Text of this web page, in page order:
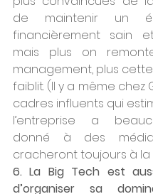
de maintenir un
financièrement sain
mais plus on
management, plus
faiblit. (Il y a même chez
cadres influents qui
l’entreprise a
donné à des
cracheront toujours à la
6. La Big Tech est
d’organiser sa